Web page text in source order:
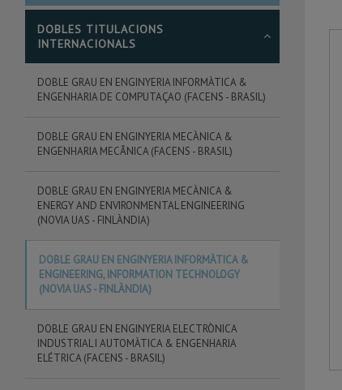
DOBLES TITULACIONS
INTERNACIONALS
DOBLE GRAU EN ENGINYERIA INFORMÀTICA &
ENGENHARIA DE COMPUTAÇAO (FACENS - BRASIL)
DOBLE GRAU EN ENGINYERIA MECÀNICA &
ENGENHARIA MECÂNICA (FACENS - BRASIL)
DOBLE GRAU EN ENGINYERIA MECÀNICA &
ENERGY AND ENVIRONMENTAL ENGINEERING
(NOVIA UAS - FINLÀNDIA)
DOBLE GRAU EN ENGINYERIA INFORMÀTICA &
ENGINEERING, INFORMATION TECHNOLOGY
(NOVIA UAS - FINLÀNDIA)
DOBLE GRAU EN ENGINYERIA ELECTRÒNICA
INDUSTRIAL I AUTOMÀTICA & ENGENHARIA
ELÉTRICA (FACENS - BRASIL)